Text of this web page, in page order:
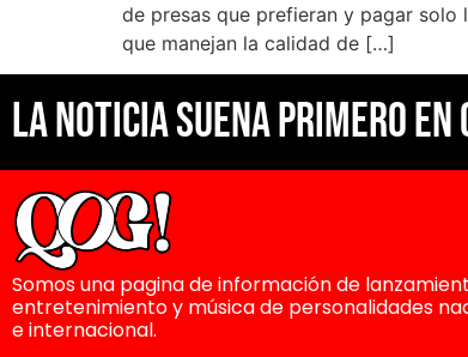
de presas que prefieran y pagar solo
que manejan la calidad de […]
La noticia suena primero en
Somos una pagina de información de
entretenimiento y música de personalidades
e internacional.